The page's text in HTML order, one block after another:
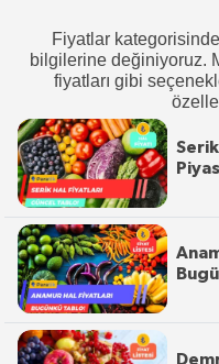
Fiyatlar
bilgilerine değiniyoruz.
fiyatları gibi